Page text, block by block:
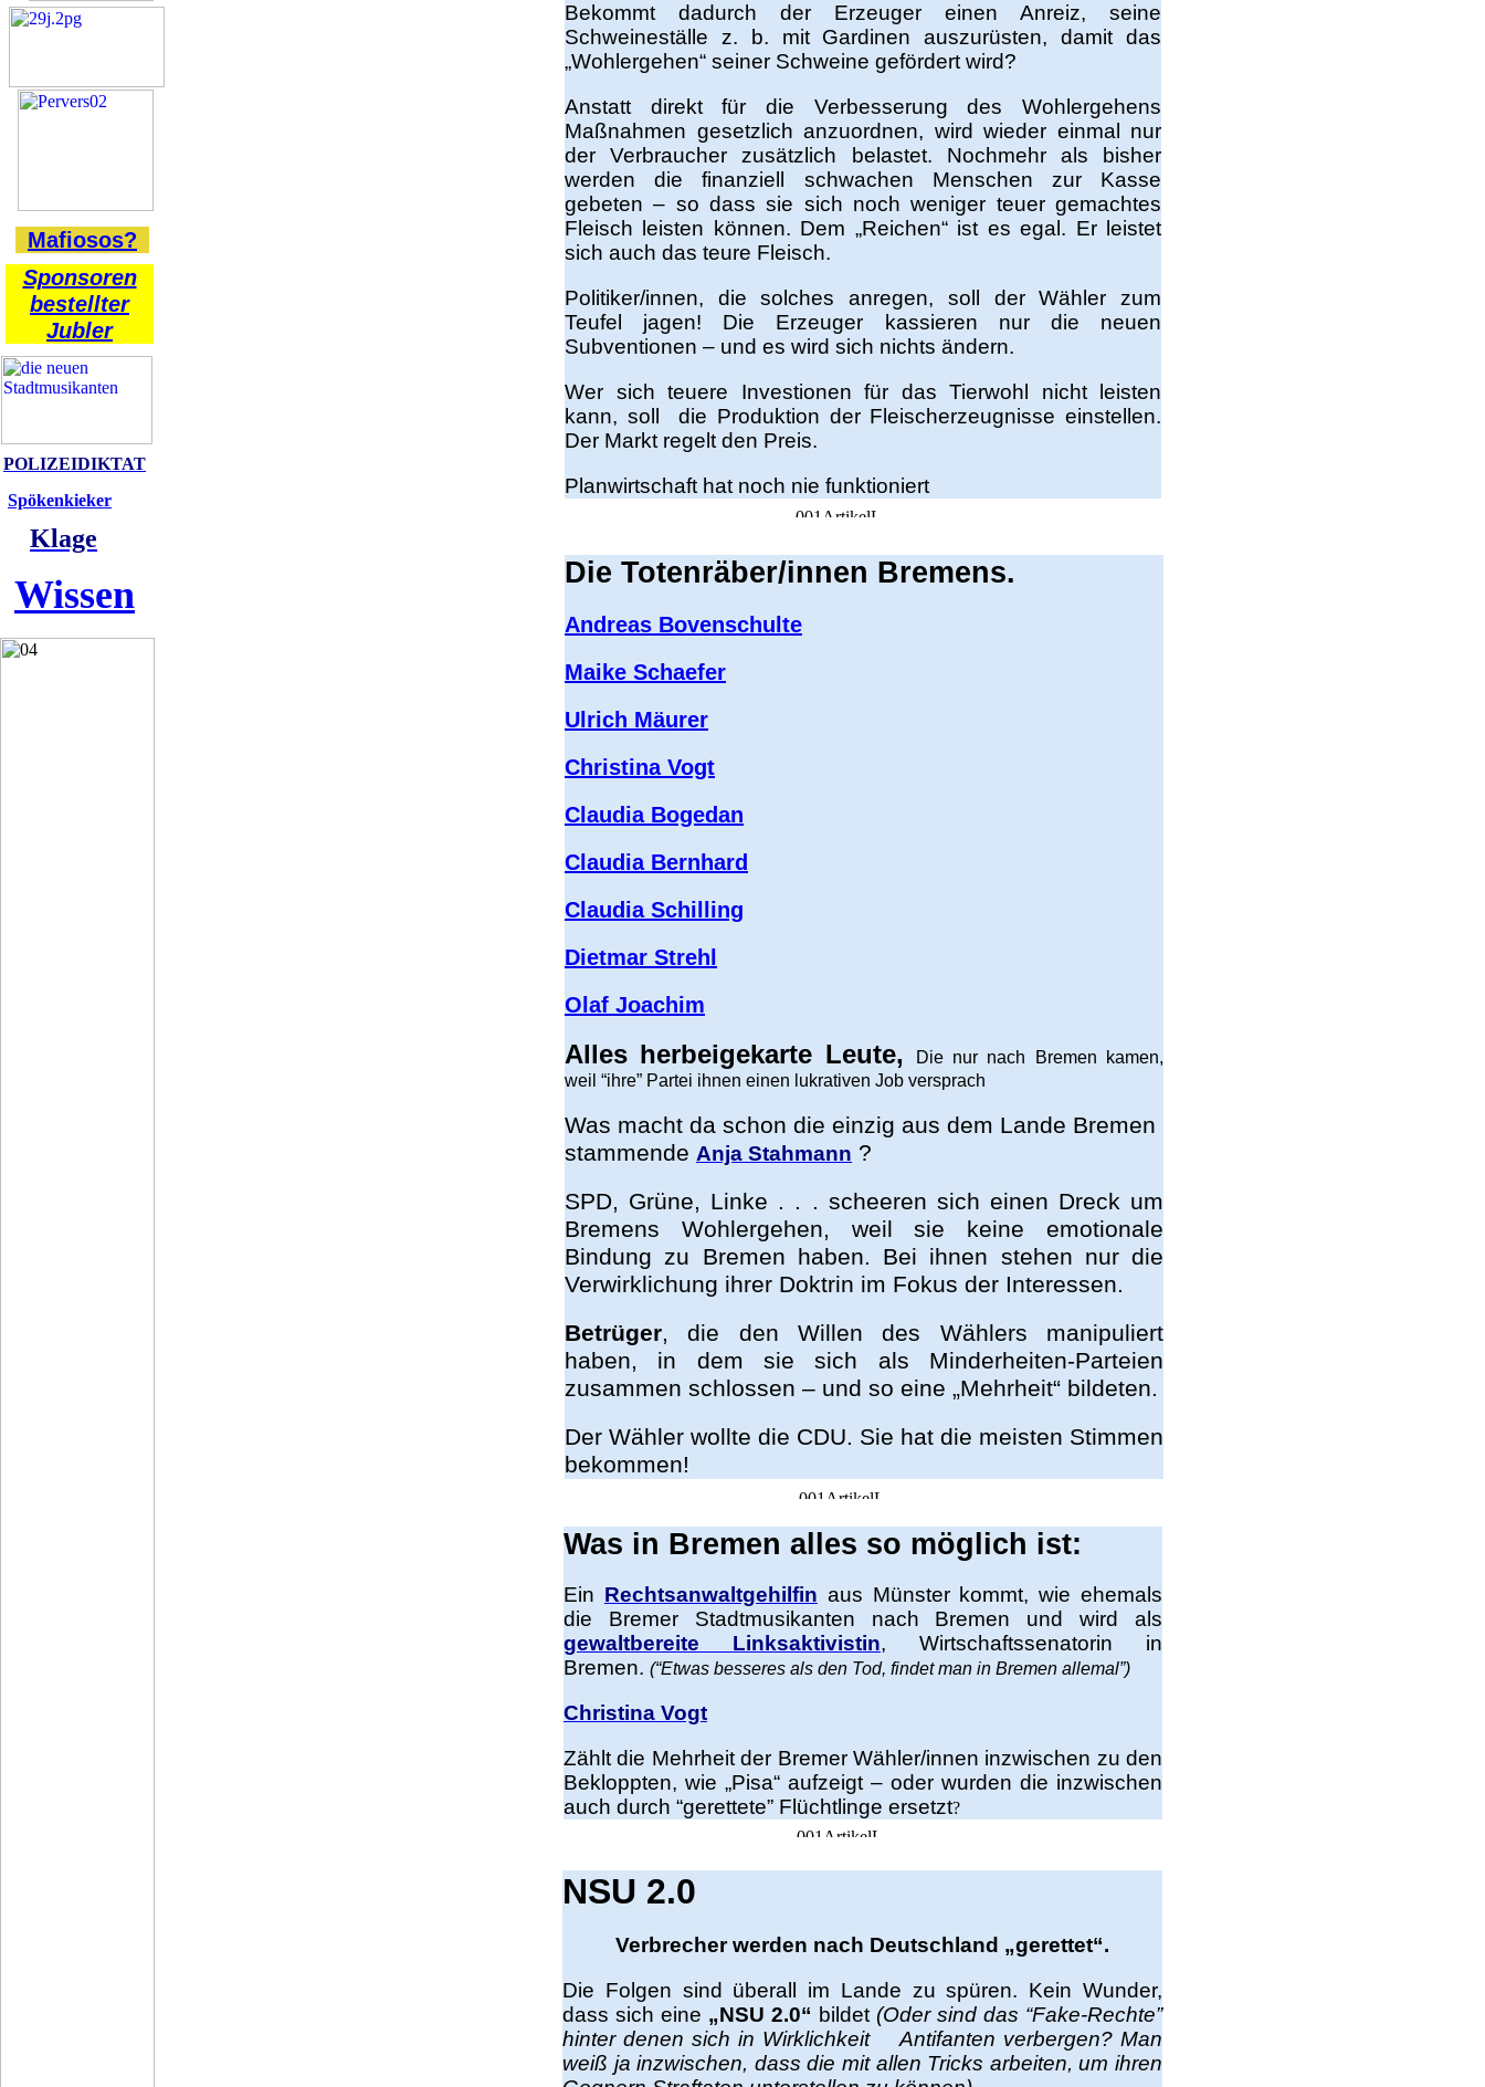
Mafiosos?
Sponsoren
bestellter
Jubler
POLIZEIDIKTAT
Spökenkieker
Klage
Wissen
Bekommt dadurch der Erzeuger einen Anreiz, seine
Schweineställe z. b. mit Gardinen auszurüsten, damit das
„Wohlergehen“ seiner Schweine gefördert wird?
Anstatt direkt für die Verbesserung des Wohlergehens
Maßnahmen gesetzlich anzuordnen, wird wieder einmal nur
der Verbraucher zusätzlich belastet. Nochmehr als bisher
werden die finanziell schwachen Menschen zur Kasse
gebeten – so dass sie sich noch weniger teuer gemachtes
Fleisch leisten können. Dem „Reichen“ ist es egal. Er leistet
sich auch das teure Fleisch.
Politiker/innen, die solches anregen, soll der Wähler zum
Teufel jagen! Die Erzeuger kassieren nur die neuen
Subventionen – und es wird sich nichts ändern.
Wer sich teuere Investionen für das Tierwohl nicht leisten
kann, soll die Produktion der Fleischerzeugnisse einstellen.
Der Markt regelt den Preis.
Planwirtschaft hat noch nie funktioniert
Die Totenräber/innen Bremens.
Andreas Bovenschulte
Maike Schaefer
Ulrich Mäurer
Christina Vogt
Claudia Bogedan
Claudia Bernhard
Claudia Schilling
Dietmar Strehl
Olaf Joachim
Alles herbeigekarte Leute,
Die nur nach Bremen kamen,
weil “ihre” Partei ihnen einen lukrativen Job versprach
Was macht da schon die einzig aus dem Lande Bremen
stammende Anja Stahmann ?
SPD, Grüne, Linke . . . scheeren sich einen Dreck um
Bremens Wohlergehen, weil sie keine emotionale
Bindung zu Bremen haben. Bei ihnen stehen nur die
Verwirklichung ihrer Doktrin im Fokus der Interessen.
Betrüger, die den Willen des Wählers manipuliert
haben, in dem sie sich als Minderheiten-Parteien
zusammen schlossen – und so eine „Mehrheit“ bildeten.
Der Wähler wollte die CDU. Sie hat die meisten Stimmen
bekommen!
Was in Bremen alles so möglich ist:
Ein Rechtsanwaltgehilfin aus Münster kommt, wie ehemals
die Bremer Stadtmusikanten nach Bremen und wird als
gewaltbereite Linksaktivistin, Wirtschaftssenatorin in
Bremen. (“Etwas besseres als den Tod, findet man in Bremen allemal”)
Christina Vogt
Zählt die Mehrheit der Bremer Wähler/innen inzwischen zu den
Bekloppten, wie „Pisa“ aufzeigt – oder wurden die inzwischen
auch durch “gerettete” Flüchtlinge ersetzt?
NSU 2.0
Verbrecher werden nach Deutschland „gerettet“.
Die Folgen sind überall im Lande zu spüren. Kein Wunder,
dass sich eine „NSU 2.0“ bildet (Oder sind das “Fake-Rechte”
hinter denen sich in Wirklichkeit Antifanten verbergen? Man
weiß ja inzwischen, dass die mit allen Tricks arbeiten, um ihren